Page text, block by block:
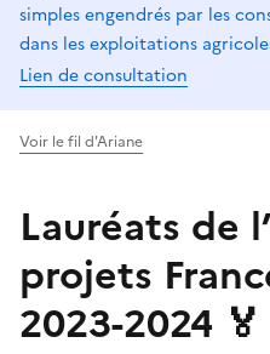
simples engendrés par les
dans les exploitations
Lien de consultation
Voir le fil d'Ariane
Lauréats de
projets
2023-2024 🏅